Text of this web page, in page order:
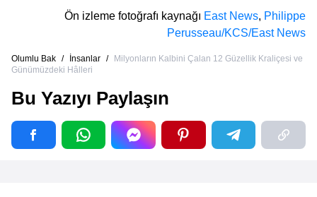
Ön izleme fotoğrafı kaynağı East News, Philippe
Perusseau/KCS/East News
Olumlu Bak / İnsanlar /
Milyonların Kalbini Çalan 12 Güzellik Kraliçesi ve
Günümüzdeki Hâlleri
Bu Yazıyı Paylaşın